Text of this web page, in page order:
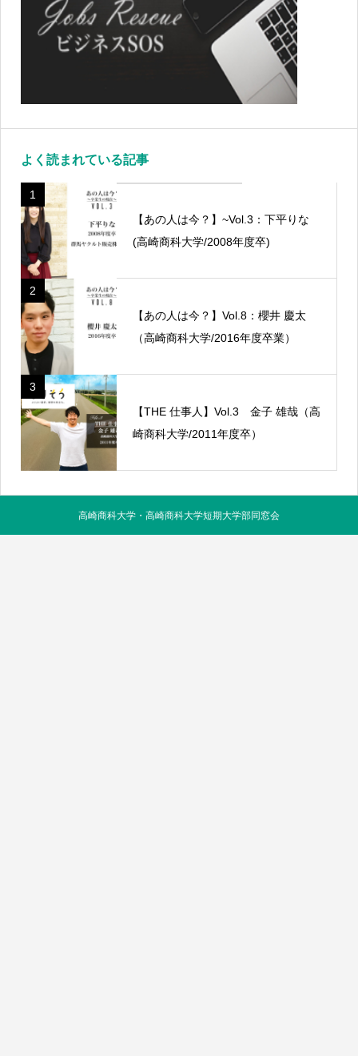
よく読まれている記事
1
【あの人は今？】~Vol.3：下平りな
(高崎商科大学/2008年度卒)
2
【あの人は今？】Vol.8：櫻井 慶太
（高崎商科大学/2016年度卒業）
3
【THE 仕事人】Vol.3 金子 雄哉（高
崎商科大学/2011年度卒）
高崎商科大学・高崎商科大学短期大学部同窓会